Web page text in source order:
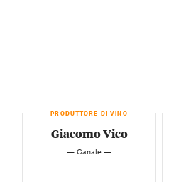
PRODUTTORE DI VINO
Giacomo Vico
— Canale —